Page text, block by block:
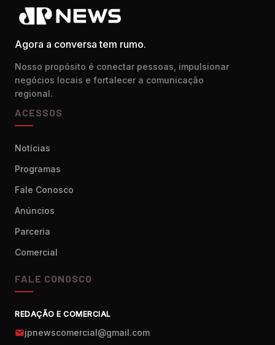
Agora a conversa tem rumo.
Nosso propósito é conectar pessoas, impulsionar
negócios locais e fortalecer a comunicação
regional.
ACESSOS
Notícias
Programas
Fale Conosco
Anúncios
Parceria
Comercial
FALE CONOSCO
REDAÇÃO E COMERCIAL
jpnewscomercial@gmail.com